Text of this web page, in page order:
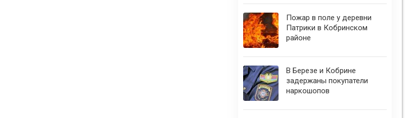
Пожар в поле у деревни
Патрики в Кобринском
районе
В Березе и Кобрине
задержаны покупатели
наркошопов